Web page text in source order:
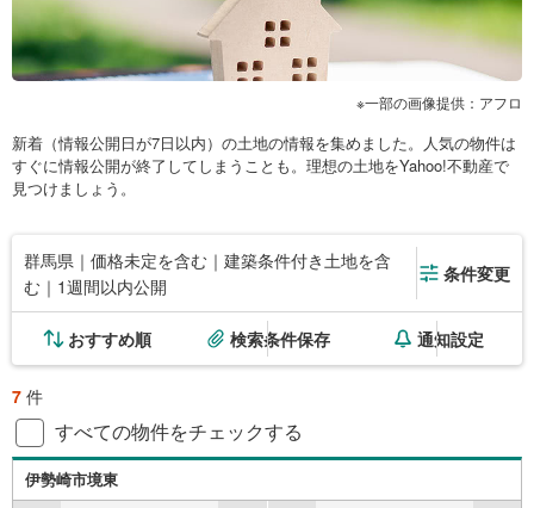
一部の画像提供：アフロ
新着（情報公開日が7日以内）の土地の情報を集めました。人気の物件は
すぐに情報公開が終了してしまうことも。理想の土地をYahoo!不動産で
見つけましょう。
群馬県｜価格未定を含む｜建築条件付き土地を含
む｜1週間以内公開
条件変更
おすすめ順 検索条件保存 通知設定
7 件
すべての物件をチェックする
伊勢崎市境東